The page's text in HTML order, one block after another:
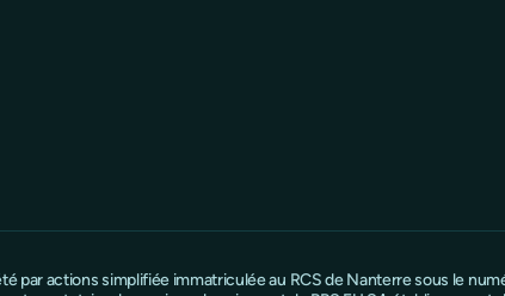
par actions simplifiée immatriculée au RCS de Nanterre sous le